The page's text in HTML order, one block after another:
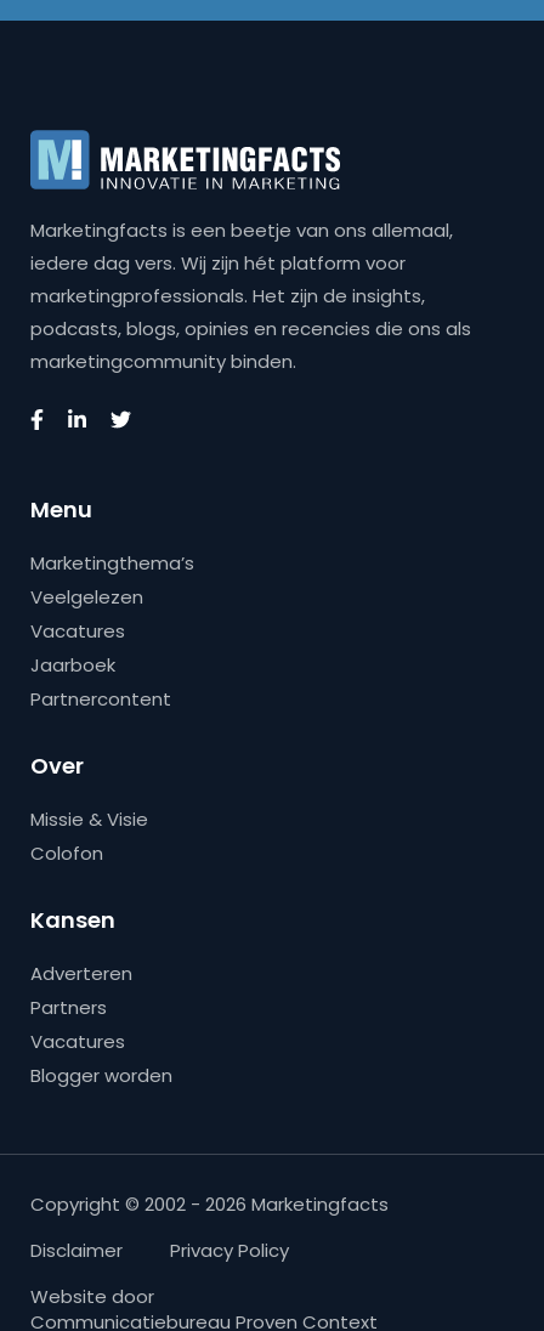
Marketingfacts is een beetje van ons allemaal,
iedere dag vers. Wij zijn hét platform voor
marketingprofessionals. Het zijn de insights,
podcasts, blogs, opinies en recencies die ons als
marketingcommunity binden.
Menu
Marketingthema’s
Veelgelezen
Vacatures
Jaarboek
Partnercontent
Over
Missie & Visie
Colofon
Kansen
Adverteren
Partners
Vacatures
Blogger worden
Copyright © 2002 - 2026 Marketingfacts
Disclaimer
Privacy Policy
Website door
Communicatiebureau Proven Context